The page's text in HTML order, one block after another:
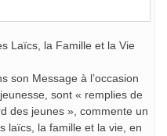
Laïcs, la Famille et la Vie
son Message à l’occasion
sont « remplies de
des jeunes », commente un
laïcs, la famille et la vie, en